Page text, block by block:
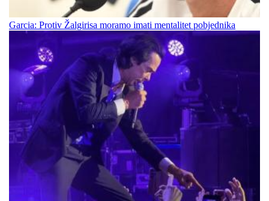
Garcia: Protiv Žalgirisa moramo imati mentalitet pobjednika